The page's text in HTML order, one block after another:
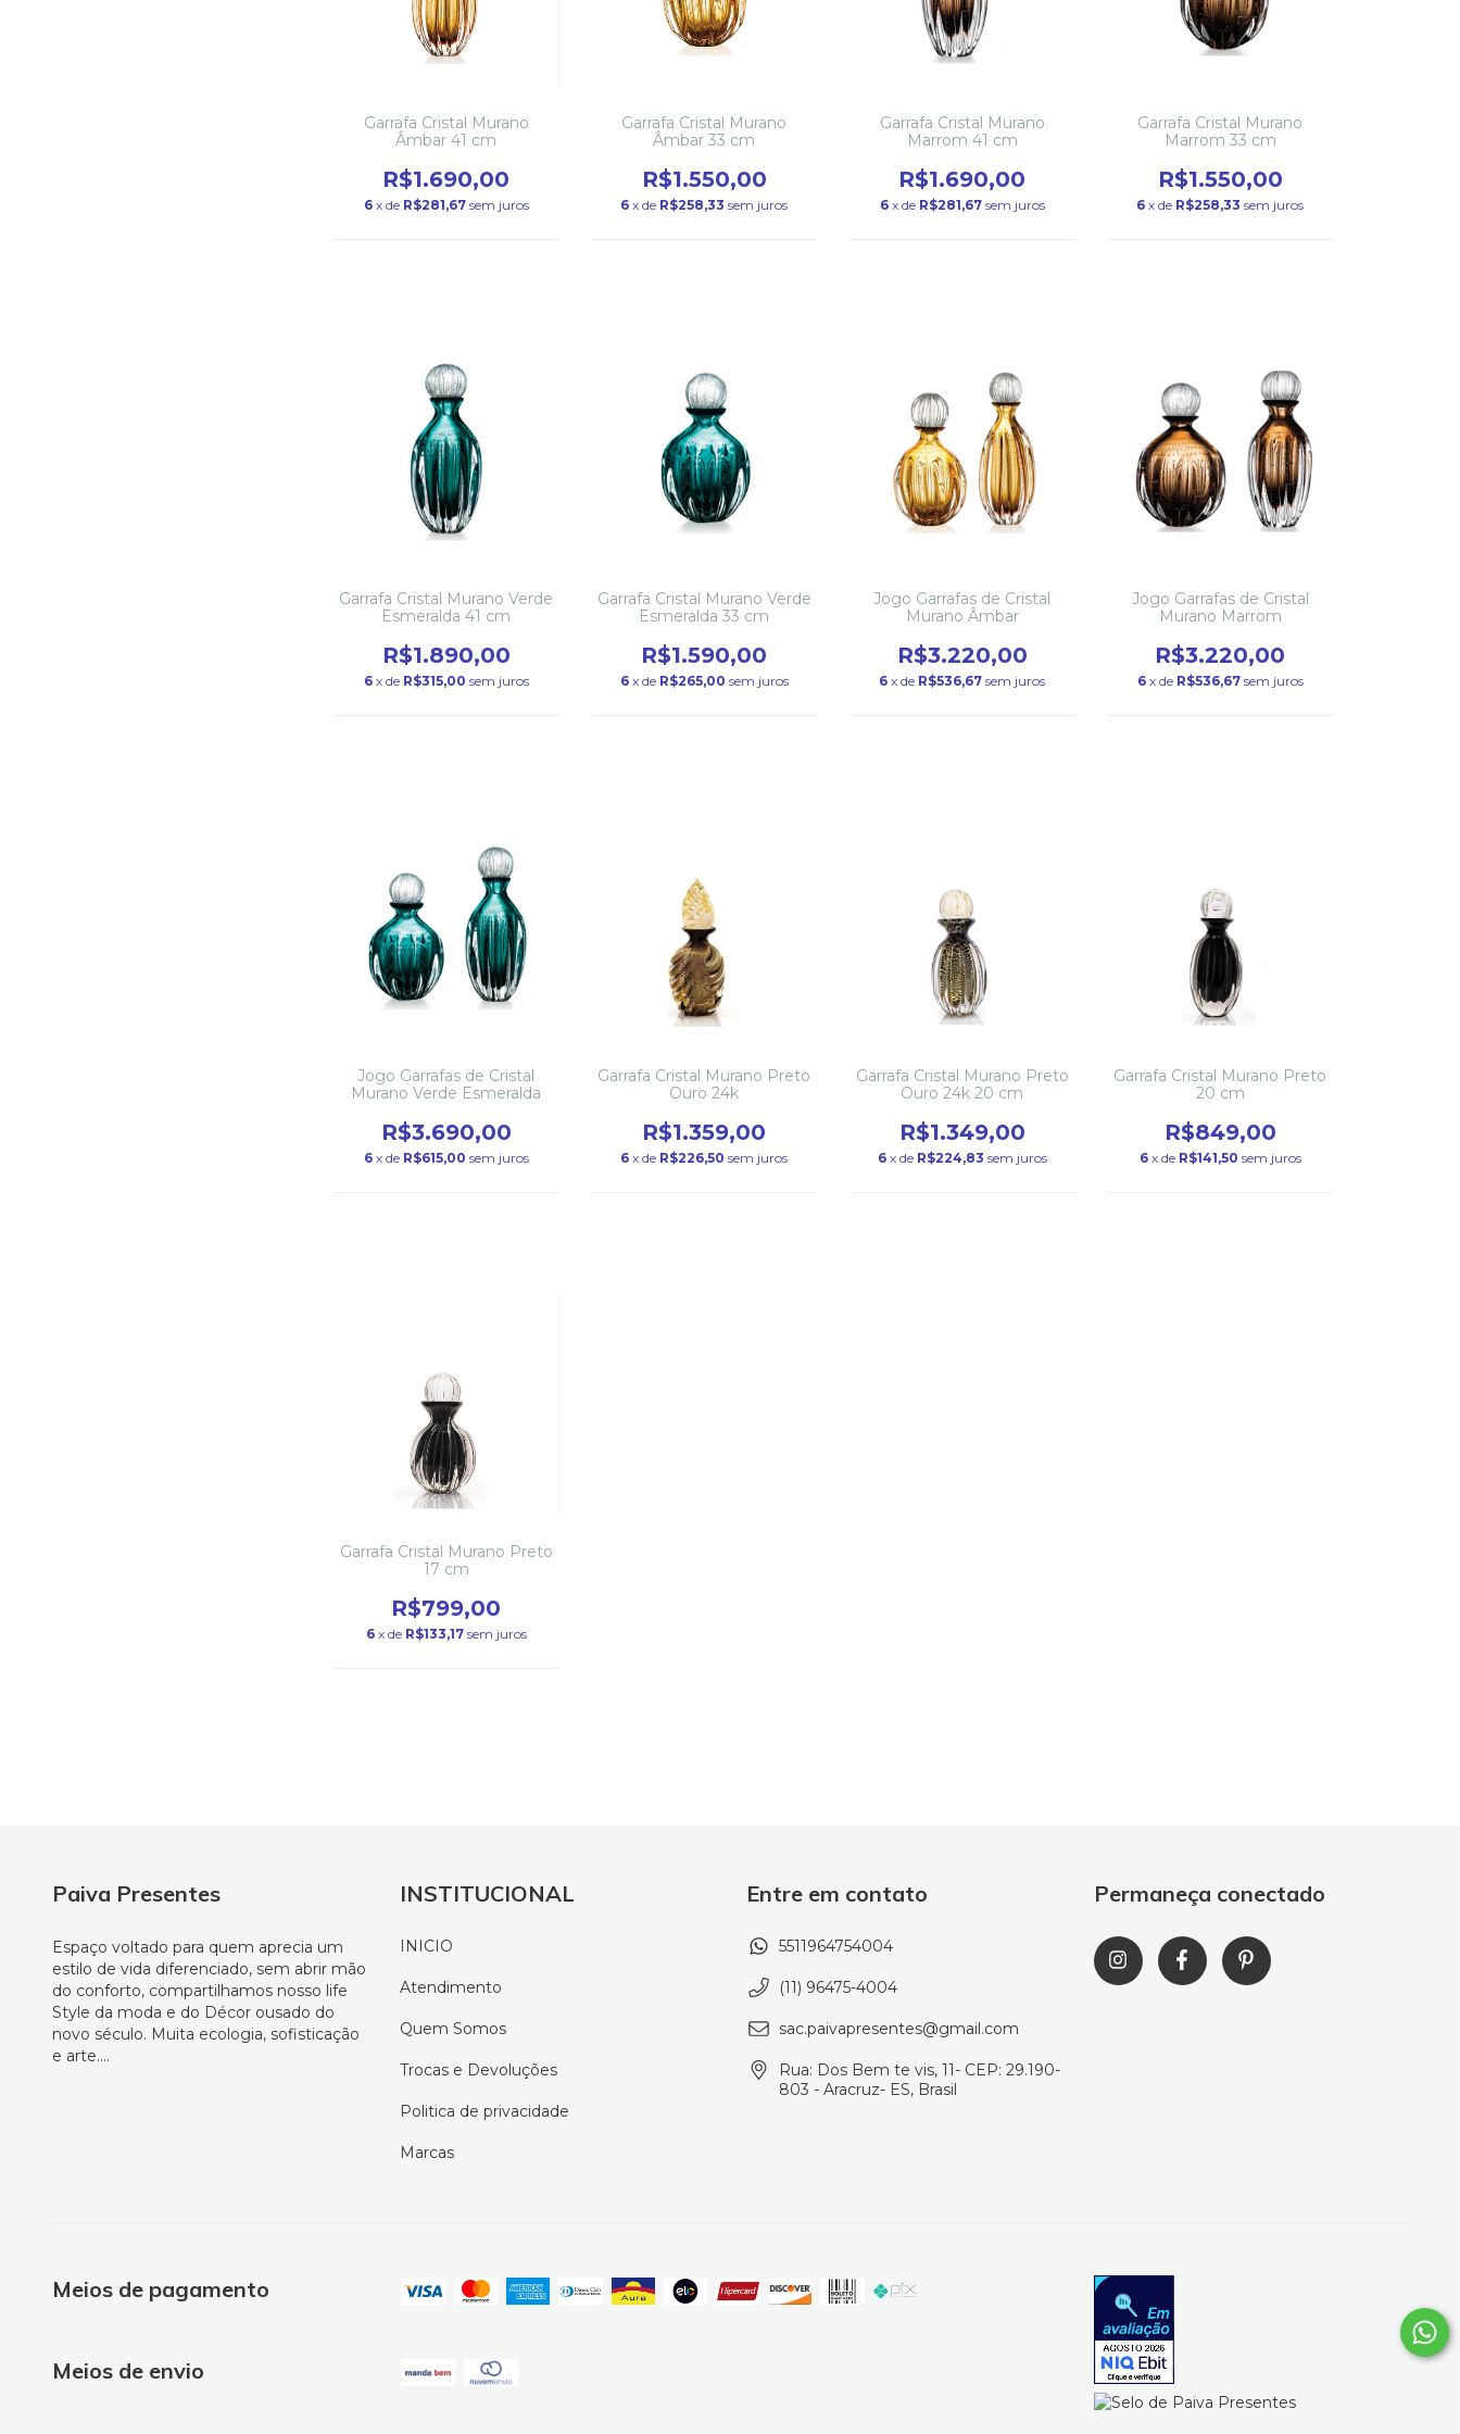
Garrafa Cristal Murano
Âmbar 41 cm
R$1.690,00
6 x de R$281,67 sem juros
Garrafa Cristal Murano
Âmbar 33 cm
R$1.550,00
6 x de R$258,33 sem juros
Garrafa Cristal Murano
Marrom 41 cm
R$1.690,00
6 x de R$281,67 sem juros
Garrafa Cristal Murano
Marrom 33 cm
R$1.550,00
6 x de R$258,33 sem juros
Garrafa Cristal Murano Verde
Esmeralda 41 cm
R$1.890,00
6 x de R$315,00 sem juros
Garrafa Cristal Murano Verde
Esmeralda 33 cm
R$1.590,00
6 x de R$265,00 sem juros
Jogo Garrafas de Cristal
Murano Âmbar
R$3.220,00
6 x de R$536,67 sem juros
Jogo Garrafas de Cristal
Murano Marrom
R$3.220,00
6 x de R$536,67 sem juros
Jogo Garrafas de Cristal
Murano Verde Esmeralda
R$3.690,00
6 x de R$615,00 sem juros
Garrafa Cristal Murano Preto
Ouro 24k
R$1.359,00
6 x de R$226,50 sem juros
Garrafa Cristal Murano Preto
Ouro 24k 20 cm
R$1.349,00
6 x de R$224,83 sem juros
Garrafa Cristal Murano Preto
20 cm
R$849,00
6 x de R$141,50 sem juros
Garrafa Cristal Murano Preto
17 cm
R$799,00
6 x de R$133,17 sem juros
Paiva Presentes
Espaço voltado para quem aprecia um
estilo de vida diferenciado, sem abrir mão
do conforto, compartilhamos nosso life
Style da moda e do Décor ousado do
novo século. Muita ecologia, sofisticação
e arte....
INSTITUCIONAL
INICIO
Atendimento
Quem Somos
Trocas e Devoluções
Politica de privacidade
Marcas
Entre em contato
5511964754004
(11) 96475-4004
sac.paivapresentes@gmail.com
Rua: Dos Bem te vis, 11- CEP: 29.190-
803 - Aracruz- ES, Brasil
Permaneça conectado
Meios de pagamento
Meios de envio